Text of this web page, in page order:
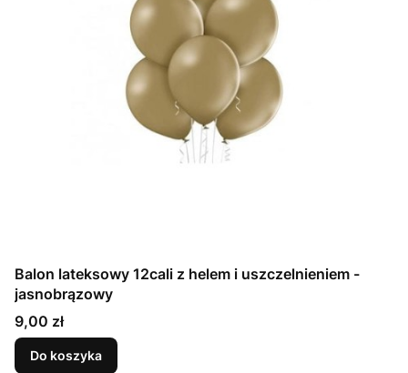
Balon lateksowy 12cali z helem i uszczelnieniem -
jasnobrązowy
Cena
9,00 zł
Do koszyka